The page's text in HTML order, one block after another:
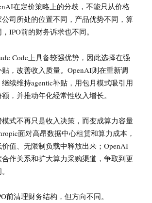
在定价策略上的分歧，不能只从价格
司所处的位置不同，产品优势不同，算
IPO前的财务诉求也不同。
Code上具备较强优势，因此选择在强
，改善收入质量。OpenAI则在重新调
续维持agentic补贴，用包月模式吸引用
，并推动年化经常性收入增长。
式不再只是收入决策，而变成算力容量
面对高昂数据中心租赁和算力成本，
值、无限制负载中释放出来；OpenAI
作关系和扩大算力采购渠道，争取到更
前清理财务结构，但方向不同。